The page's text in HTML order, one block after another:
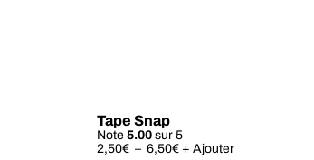
Tape Snap
Note5.00 sur 5
2,50€ – 6,50€Plage
+ Ajouter